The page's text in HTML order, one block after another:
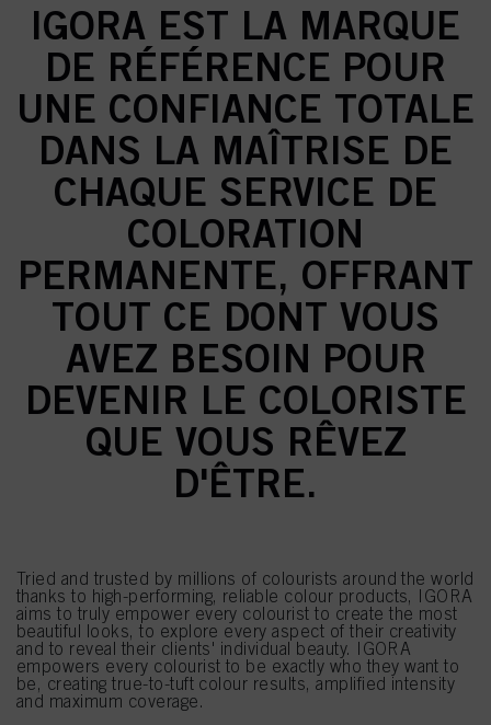
IGORA EST LA MARQUE
DE RÉFÉRENCE POUR
UNE CONFIANCE TOTALE
DANS LA MAÎTRISE DE
CHAQUE SERVICE DE
COLORATION
PERMANENTE, OFFRANT
TOUT CE DONT VOUS
AVEZ BESOIN POUR
DEVENIR LE COLORISTE
QUE VOUS RÊVEZ
D'ÊTRE.
Tried and trusted by millions of colourists around the world
thanks to high-performing, reliable colour products, IGORA
aims to truly empower every colourist to create the most
beautiful looks, to explore every aspect of their creativity
and to reveal their clients' individual beauty. IGORA
empowers every colourist to be exactly who they want to
be, creating true-to-tuft colour results, amplified intensity
and maximum coverage.